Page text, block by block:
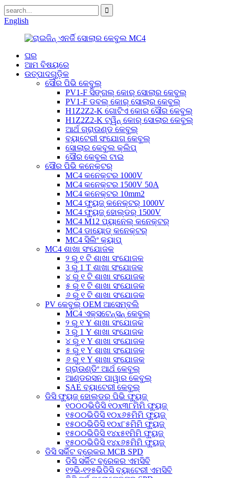
English
ଘର
ଆମ ବିଷୟରେ
ଉତ୍ପାଦଗୁଡ଼ିକ
ସୌର ପିଭି କେବୁଲ୍
PV1-F ସିଙ୍ଗଲ୍ କୋର୍ ସୋଲାର କେବୁଲ୍
PV1-F ଡବଲ୍ କୋର୍ ସୋଲାର କେବୁଲ୍
H1Z2Z2-K ଗୋଟିଏ କୋର ସୌର କେବୁଲ୍
H1Z2Z2-K ଟ୍ୱିନ୍ କୋର୍ ସୋଲାର କେବୁଲ୍
ଆର୍ଥ ଗ୍ରାଉଣ୍ଡ କେବୁଲ୍
ବ୍ୟାଟେରୀ ସଂଯୋଗ କେବୁଲ୍
ସୋଲାର କେବୁଲ କ୍ଲିପ୍
ସୌର କେବୁଲ ଟାଇ
ସୌର ପିଭି କନେକ୍ଟର୍
MC4 କନେକ୍ଟର 1000V
MC4 କନେକ୍ଟର 1500V 50A
MC4 କନେକ୍ଟର 10mm2
MC4 ଫ୍ୟୁଜ୍ କନେକ୍ଟର୍ 1000V
MC4 ଫ୍ୟୁଜ୍ ହୋଲ୍ଡର୍ 1500V
MC4 M12 ପ୍ୟାନେଲ୍ କନେକ୍ଟର୍
MC4 ଡାୟୋଡ୍ କନେକ୍ଟର୍
MC4 ସିଲିଂ କ୍ୟାପ୍
MC4 ଶାଖା ସଂଯୋଜକ
୨ ରୁ ୧ ଟି ଶାଖା ସଂଯୋଜକ
3 ରୁ 1 T ଶାଖା ସଂଯୋଜକ
୪ ରୁ ୧ ଟି ଶାଖା ସଂଯୋଜକ
୫ ରୁ ୧ ଟି ଶାଖା ସଂଯୋଜକ
୬ ରୁ ୧ ଟି ଶାଖା ସଂଯୋଜକ
PV କେବୁଲ୍ OEM ଆସେମ୍ବଲି
MC4 ଏକ୍ସଟେନ୍ସନ୍ କେବୁଲ୍
୨ ରୁ ୧ Y ଶାଖା ସଂଯୋଜକ
3 ରୁ 1 Y ଶାଖା ସଂଯୋଜକ
୪ ରୁ ୧ Y ଶାଖା ସଂଯୋଜକ
୫ ରୁ ୧ Y ଶାଖା ସଂଯୋଜକ
୬ ରୁ ୧ Y ଶାଖା ସଂଯୋଜକ
ଗ୍ରାଉଣ୍ଡିଂ ଆର୍ଥ କେବୁଲ୍
ଆଣ୍ଡରସନ ପାୱାର କେବୁଲ୍
SAE ବ୍ୟାଟେରୀ କେବୁଲ୍
ଡିସି ଫ୍ୟୁଜ୍ ହୋଲ୍ଡର୍ ପିଭି ଫ୍ୟୁଜ୍
୧୦୦୦ଭିଡିସି ୧୦x୩୮ମିମି ଫ୍ୟୁଜ୍
୧୫୦୦ଭିଡିସି ୧୦x୬୫ମିମି ଫ୍ୟୁଜ୍
୧୫୦୦ଭିଡିସି ୧୦x୮୫ମିମି ଫ୍ୟୁଜ୍
୧୫୦୦ଭିଡିସି ୧୪x୫୧ମିମି ଫ୍ୟୁଜ୍
୧୫୦୦ଭିଡିସି ୧୪x୬୫ମିମି ଫ୍ୟୁଜ୍
ଡିସି ସର୍କିଟ ବ୍ରେକର MCB SPD
ଡିସି ସର୍କିଟ ବ୍ରେକର ଏମସିବି
୧୨ଭି-୧୨୫ଭିଡିସି ବ୍ୟାଟେରୀ ଏମସିବି